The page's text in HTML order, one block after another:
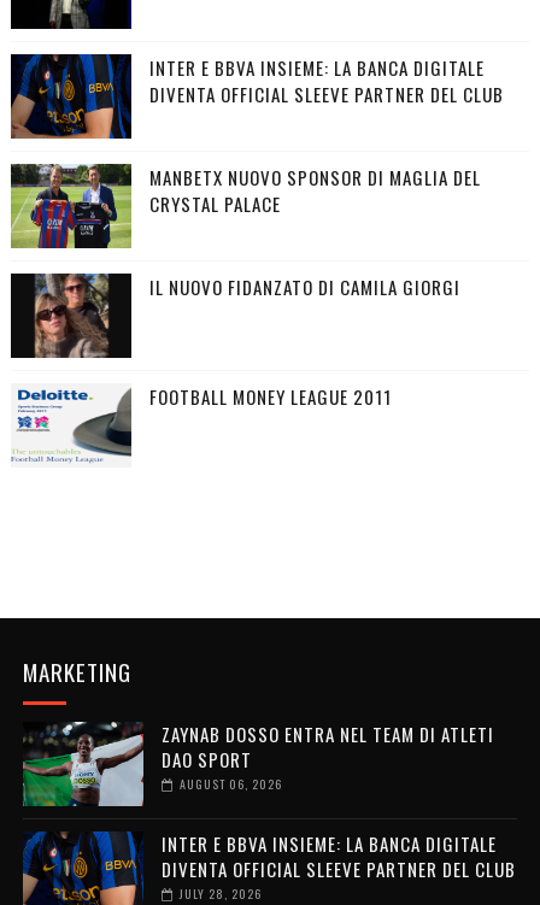
INTER E BBVA INSIEME: LA BANCA DIGITALE
DIVENTA OFFICIAL SLEEVE PARTNER DEL CLUB
MANBETX NUOVO SPONSOR DI MAGLIA DEL
CRYSTAL PALACE
IL NUOVO FIDANZATO DI CAMILA GIORGI
FOOTBALL MONEY LEAGUE 2011
MARKETING
ZAYNAB DOSSO ENTRA NEL TEAM DI ATLETI
DAO SPORT
AUGUST 06, 2026
INTER E BBVA INSIEME: LA BANCA DIGITALE
DIVENTA OFFICIAL SLEEVE PARTNER DEL CLUB
JULY 28, 2026